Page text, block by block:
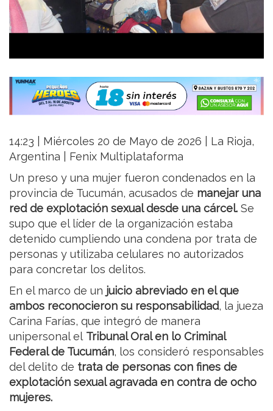
14:23 | Miércoles 20 de Mayo de 2026 | La Rioja,
Argentina | Fenix Multiplataforma
Un preso y una mujer fueron condenados en la
provincia de Tucumán, acusados de manejar una
red de explotación sexual desde una cárcel. Se
supo que el líder de la organización estaba
detenido cumpliendo una condena por trata de
personas y utilizaba celulares no autorizados
para concretar los delitos.
En el marco de un juicio abreviado en el que
ambos reconocieron su responsabilidad, la jueza
Carina Farías, que integró de manera
unipersonal el Tribunal Oral en lo Criminal
Federal de Tucumán, los consideró responsables
del delito de trata de personas con fines de
explotación sexual agravada en contra de ocho
mujeres.